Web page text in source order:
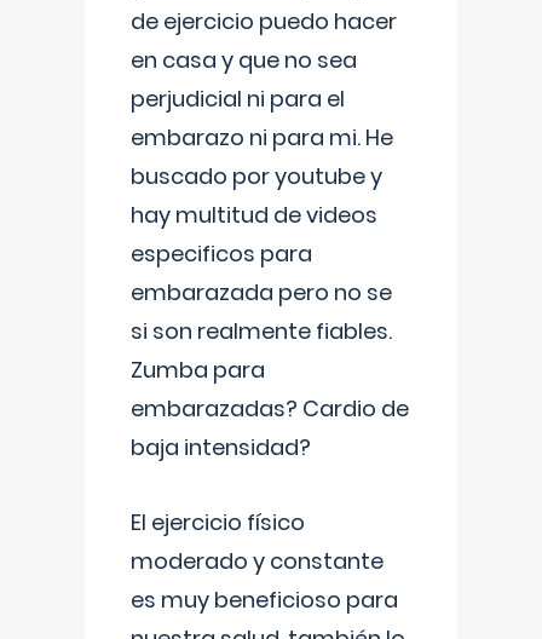
de ejercicio puedo hacer
en casa y que no sea
perjudicial ni para el
embarazo ni para mi. He
buscado por youtube y
hay multitud de videos
especificos para
embarazada pero no se
si son realmente fiables.
Zumba para
embarazadas? Cardio de
baja intensidad?
El ejercicio físico
moderado y constante
es muy beneficioso para